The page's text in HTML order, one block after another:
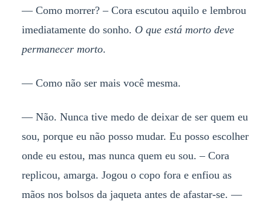
— Como morrer? – Cora escutou aquilo e lembrou
imediatamente do sonho. O que está morto deve
permanecer morto.
— Como não ser mais você mesma.
— Não. Nunca tive medo de deixar de ser quem eu
sou, porque eu não posso mudar. Eu posso escolher
onde eu estou, mas nunca quem eu sou. – Cora
replicou, amarga. Jogou o copo fora e enfiou as
mãos nos bolsos da jaqueta antes de afastar-se. —